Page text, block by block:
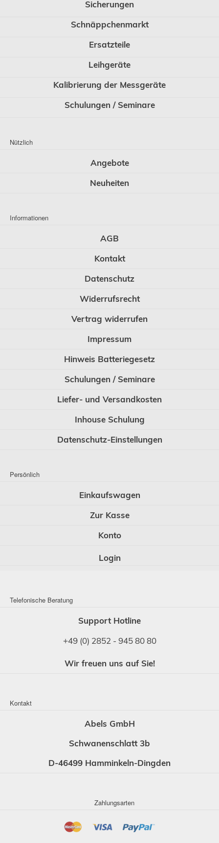
Sicherungen
Schnäppchenmarkt
Ersatzteile
Leihgeräte
Kalibrierung der Messgeräte
Schulungen / Seminare
Nützlich
Angebote
Neuheiten
Informationen
AGB
Kontakt
Datenschutz
Widerrufsrecht
Vertrag widerrufen
Impressum
Hinweis Batteriegesetz
Schulungen / Seminare
Liefer- und Versandkosten
Inhouse Schulung
Datenschutz-Einstellungen
Persönlich
Einkaufswagen
Zur Kasse
Konto
Login
Telefonische Beratung
Support Hotline
+49 (0) 2852 - 945 80 80
Wir freuen uns auf Sie!
Kontakt
Abels GmbH
Schwanenschlatt 3b
D-46499 Hamminkeln-Dingden
Zahlungsarten